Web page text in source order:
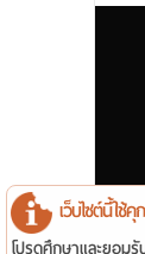
เว็บไซต์นี้ใช้คุ